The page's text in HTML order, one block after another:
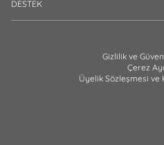
DESTEK
Gizlilik ve
Çerez
Üyelik Sözleşmesi ve